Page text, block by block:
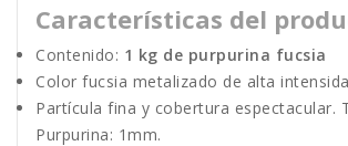
Características del
Contenido: 1 kg de purpurina fucsia
Color fucsia metalizado de alta
Partícula fina y cobertura espectacular.
Purpurina: 1mm.